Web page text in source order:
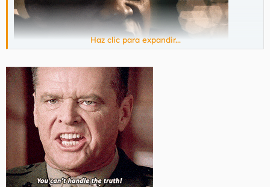
Haz clic para expandir...